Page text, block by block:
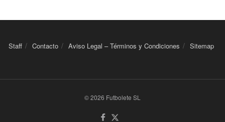
Staff Contacto Aviso Legal – Términos y Condiciones Sitemap
© 2026 Futbolete SL